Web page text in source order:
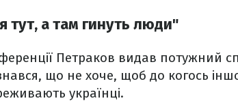
тут, а там гинуть люди"
Петраков видав потужний
що не хоче, щоб до когось
українці.